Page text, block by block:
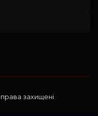
права захищені